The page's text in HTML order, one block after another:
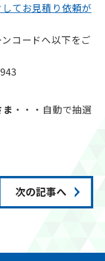
てお見積り依頼が
コードへ以下をご
・・・自動で抽選